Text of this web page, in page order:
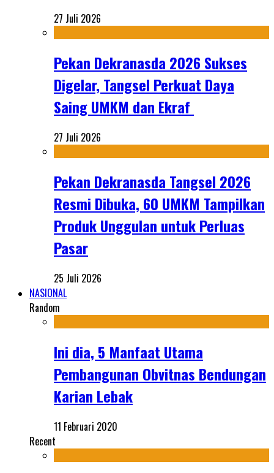
27 Juli 2026
Pekan Dekranasda 2026 Sukses
Digelar, Tangsel Perkuat Daya
Saing UMKM dan Ekraf
27 Juli 2026
Pekan Dekranasda Tangsel 2026
Resmi Dibuka, 60 UMKM Tampilkan
Produk Unggulan untuk Perluas
Pasar
25 Juli 2026
NASIONAL
Random
Ini dia, 5 Manfaat Utama
Pembangunan Obvitnas Bendungan
Karian Lebak
11 Februari 2020
Recent